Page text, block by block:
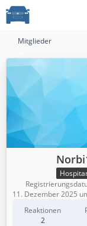
Mitglieder
Reaktionen
2
11. Dezember 2025